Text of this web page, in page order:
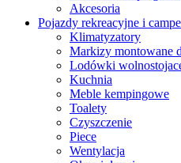
Akcesoria
Pojazdy rekreacyjne i
Klimatyzatory
Markizy montowane
Lodówki
Kuchnia
Meble kempingowe
Toalety
Czyszczenie
Piece
Wentylacja